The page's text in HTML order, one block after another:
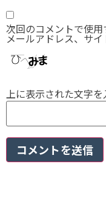
次回のコメントで使用
メールアドレス、サイ
上に表示された文字を